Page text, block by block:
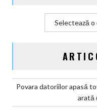
Povara datoriilor apasă
arată